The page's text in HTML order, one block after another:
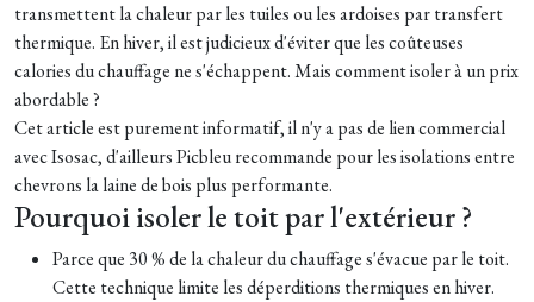
transmettent la chaleur par les tuiles ou les ardoises par transfert
thermique. En hiver, il est judicieux d'éviter que les coûteuses
calories du chauffage ne s'échappent. Mais comment isoler à un prix
abordable ?
Cet article est purement informatif, il n'y a pas de lien commercial
avec Isosac, d'ailleurs Picbleu recommande pour les isolations entre
chevrons la laine de bois plus performante.
Pourquoi isoler le toit par l'extérieur ?
Parce que 30 % de la chaleur du chauffage s'évacue par le toit.
Cette technique limite les déperditions thermiques en hiver.